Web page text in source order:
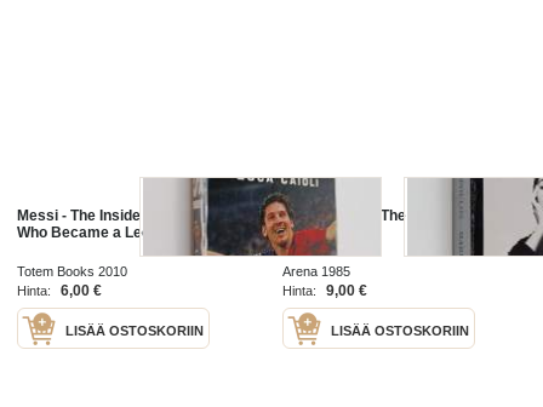
Messi - The Inside Story of the Boy
Who Became a Legend
Totem Books 2010
Hinta:
6,00 €
LISÄÄ OSTOSKORIIN
Maria Callas - The Woman Behind
the Legend
Arena 1985
Hinta:
9,00 €
LISÄÄ OSTOSKORIIN